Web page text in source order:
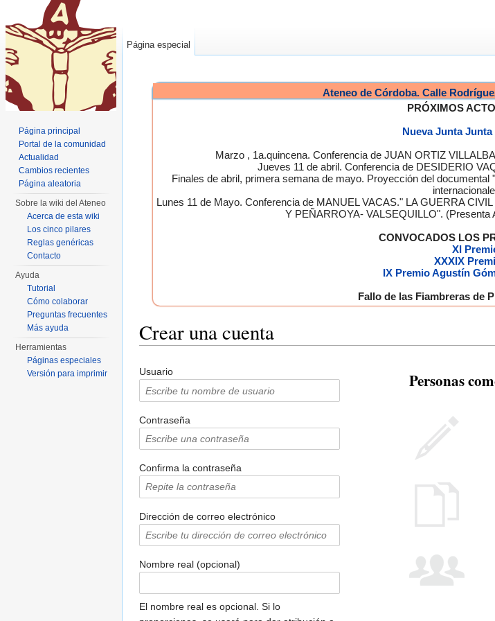
Ateneo de Córdoba. Calle
PRÓXIMOS
Nueva Junta
Marzo , 1a.quincena. Conferencia de JUAN ORTIZ
Jueves 11 de abril. Conferencia de DESIDERIO
Finales de abril, primera semana de mayo. Proyección del
Lunes 11 de Mayo. Conferencia de MANUEL VACAS." LA GUERRA
Y PEÑARROYA- VALSEQUILLO". (Presenta
CONVOCADOS LOS
XI
XXXIX
IX Premio Agustín
Fallo de las Fiambreras de
Crear una cuenta
Usuario
Contraseña
Confirma la contraseña
Dirección de correo electrónico
Nombre real (opcional)
El nombre real es opcional. Si lo
Personas
Página especial
Página principal
Portal de la comunidad
Actualidad
Cambios recientes
Página aleatoria
Sobre la wiki del Ateneo
Acerca de esta wiki
Los cinco pilares
Reglas genéricas
Contacto
Ayuda
Tutorial
Cómo colaborar
Preguntas frecuentes
Más ayuda
Herramientas
Páginas especiales
Versión para imprimir